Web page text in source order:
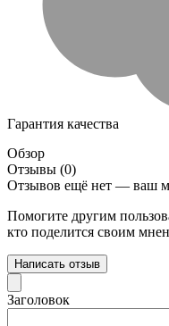
Гарантия качества
Обзор
Отзывы (0)
Отзывов ещё нет — ваш
Помогите другим
кто поделится своим
Написать отзыв
Заголовок